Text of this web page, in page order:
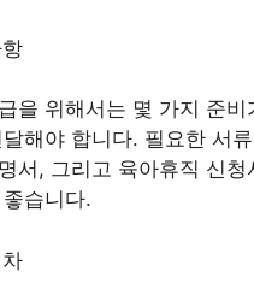
을 위해서는 몇 가지 준
해야 합니다. 필요한 서
서, 그리고 육아휴직 신
습니다.